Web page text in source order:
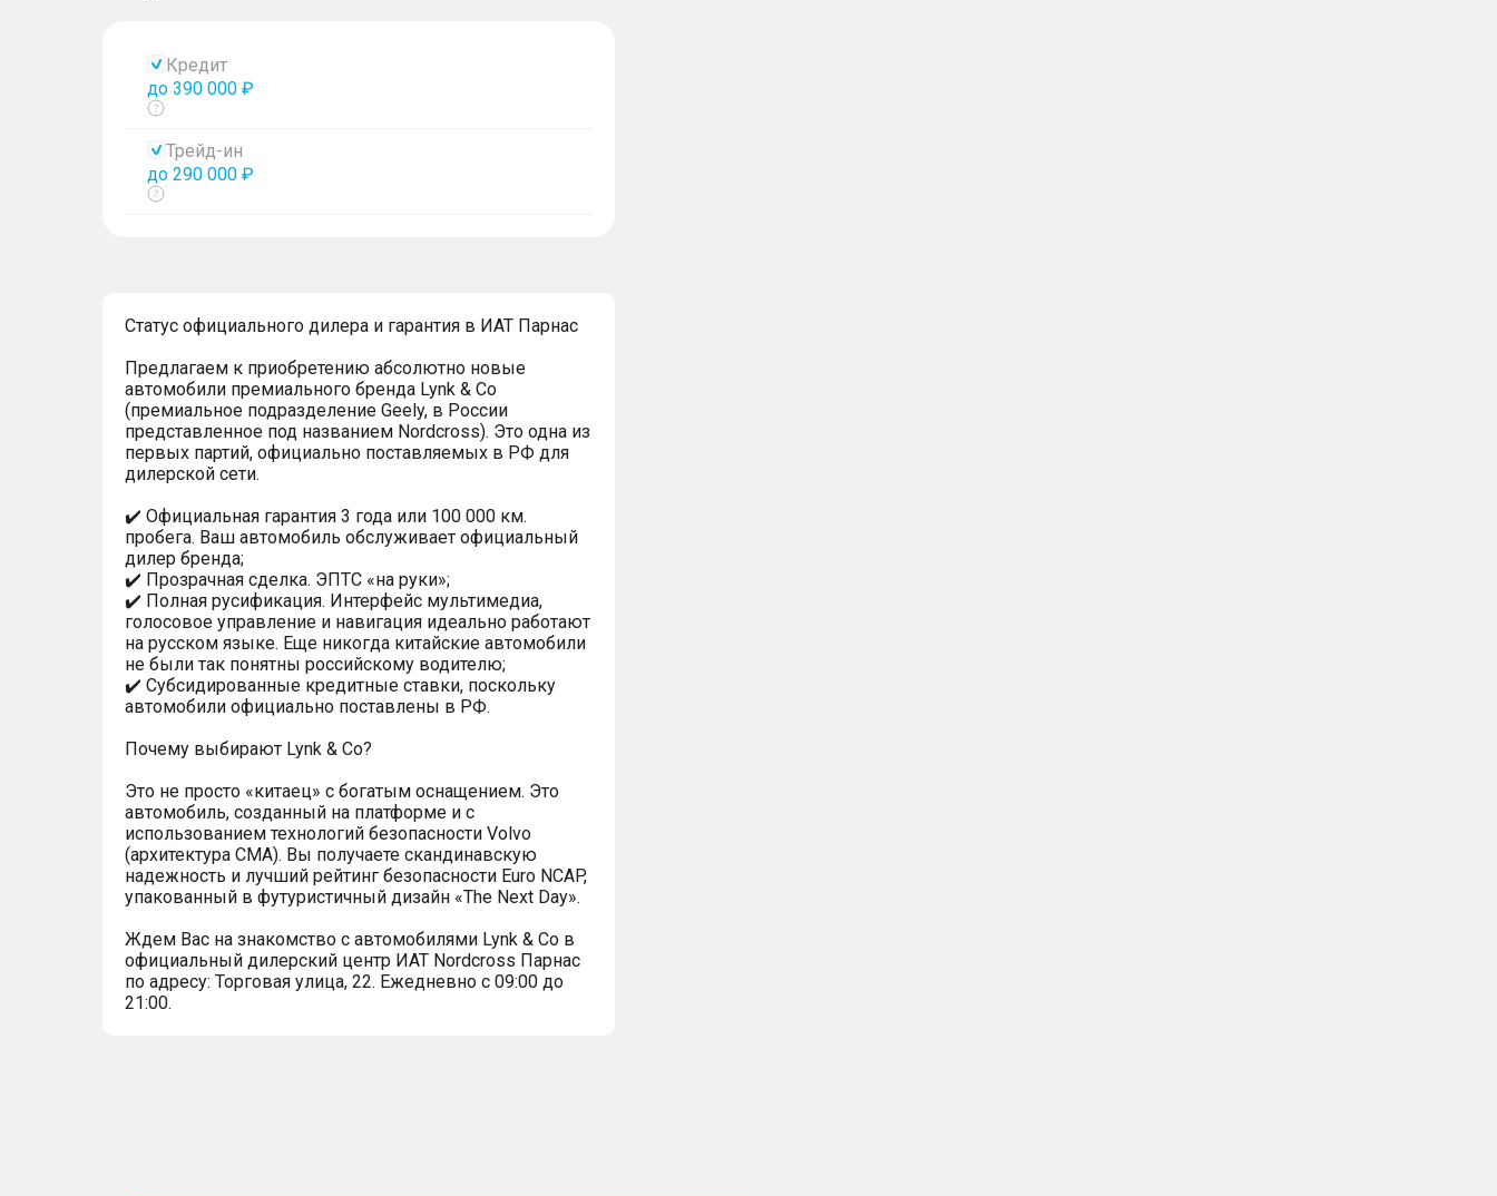
Кредит
до 390 000 ₽
Показать
Трейд-ин
до 290 000 ₽
Показать
Статус официального дилера и гарантия в ИАТ Парнас
Предлагаем к приобретению абсолютно новые
автомобили премиального бренда Lynk & Co
(премиальное подразделение Geely, в России
представленное под названием Nordcross). Это одна из
первых партий, официально поставляемых в РФ для
дилерской сети.
✔️ Официальная гарантия 3 года или 100 000 км.
пробега. Ваш автомобиль обслуживает официальный
дилер бренда;
✔️ Прозрачная сделка. ЭПТС «на руки»;
✔️ Полная русификация. Интерфейс мультимедиа,
голосовое управление и навигация идеально работают
на русском языке. Еще никогда китайские автомобили
не были так понятны российскому водителю;
✔️ Субсидированные кредитные ставки, поскольку
автомобили официально поставлены в РФ.
Почему выбирают Lynk & Co?
Это не просто «китаец» с богатым оснащением. Это
автомобиль, созданный на платформе и с
использованием технологий безопасности Volvo
(архитектура СМА). Вы получаете скандинавскую
надежность и лучший рейтинг безопасности Euro NCAP,
упакованный в футуристичный дизайн «The Next Day».
Ждем Вас на знакомство с автомобилями Lynk & Co в
официальный дилерский центр ИАТ Nordcross Парнас
по адресу: Торговая улица, 22. Ежедневно с 09:00 до
21:00.